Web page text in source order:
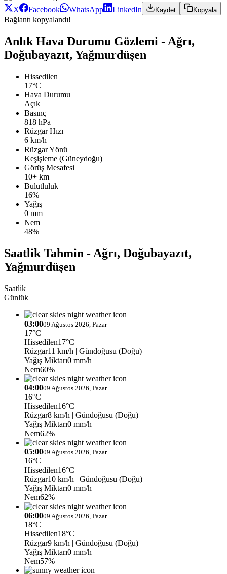
X Facebook WhatsApp LinkedIn Kaydet Kopyala
Bağlantı kopyalandı!
Anlık Hava Durumu Gözlemi - Ağrı,
Doğubayazıt, Yağmurdüşen
Hissedilen
17°C
Hava Durumu
Açık
Basınç
818 hPa
Rüzgar Hızı
6 km/h
Rüzgar Yönü
Keşişleme (Güneydoğu)
Görüş Mesafesi
10+ km
Bulutluluk
16%
Yağış
0 mm
Nem
48%
Saatlik Tahmin - Ağrı, Doğubayazıt,
Yağmurdüşen
Saatlik
Günlük
03:0009 Ağustos 2026, Pazar
17°C
Hissedilen17°C
Rüzgar11 km/h | Gündoğusu (Doğu)
Yağış Miktarı0 mm/h
Nem60%
04:0009 Ağustos 2026, Pazar
16°C
Hissedilen16°C
Rüzgar8 km/h | Gündoğusu (Doğu)
Yağış Miktarı0 mm/h
Nem62%
05:0009 Ağustos 2026, Pazar
16°C
Hissedilen16°C
Rüzgar10 km/h | Gündoğusu (Doğu)
Yağış Miktarı0 mm/h
Nem62%
06:0009 Ağustos 2026, Pazar
18°C
Hissedilen18°C
Rüzgar9 km/h | Gündoğusu (Doğu)
Yağış Miktarı0 mm/h
Nem57%